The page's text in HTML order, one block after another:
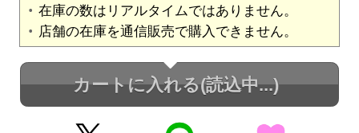
在庫の数はリアルタイムではありません。
店舗の在庫を通信販売で購入できません。
カートに入れる(読込中...)